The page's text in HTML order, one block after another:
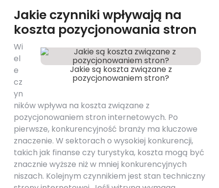
Jakie czynniki wpływają na
koszta pozycjonowania stron
Jakie są koszta związane z
pozycjonowaniem stron?
Wi
el
e
cz
yn
ników wpływa na koszta związane z
pozycjonowaniem stron internetowych. Po
pierwsze, konkurencyjność branży ma kluczowe
znaczenie. W sektorach o wysokiej konkurencji,
takich jak finanse czy turystyka, koszta mogą być
znacznie wyższe niż w mniej konkurencyjnych
niszach. Kolejnym czynnikiem jest stan techniczny